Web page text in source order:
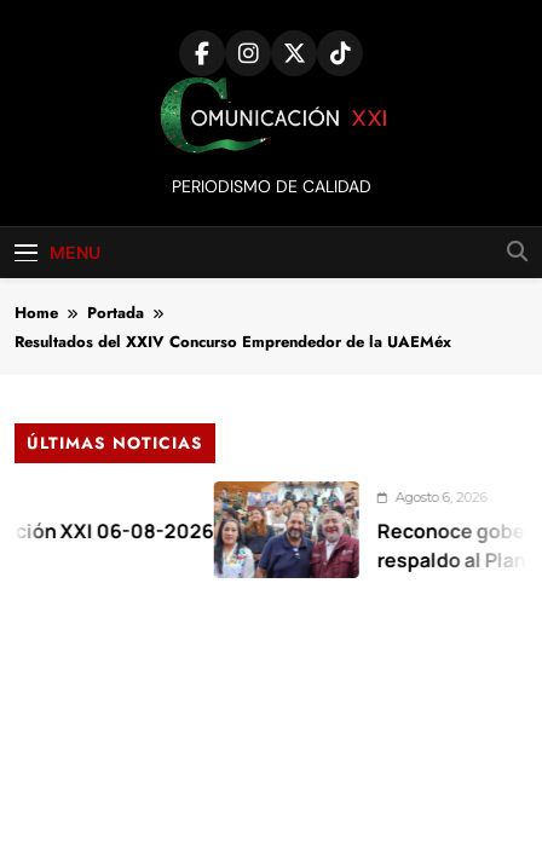
Comunicación
XXI
PERIODISMO DE CALIDAD
MENU
Home
Portada
Resultados del XXIV Concurso Emprendedor de la UAEMéx
ÚLTIMAS NOTICIAS
06-08-2026
Agosto 6, 2026
Reconoce gobernadora al
respaldo al Plan de la